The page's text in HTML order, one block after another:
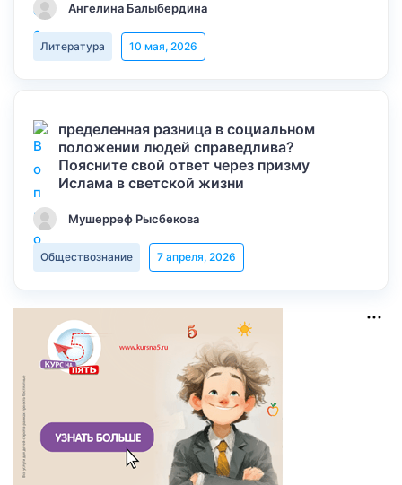
Ангелина Балыбердина
Литература 10 мая, 2026
пределенная разница в социальном
положении людей справедлива?
Поясните свой ответ через призму
Ислама в светской жизни
Мушерреф Рысбекова
Обществознание 7 апреля, 2026